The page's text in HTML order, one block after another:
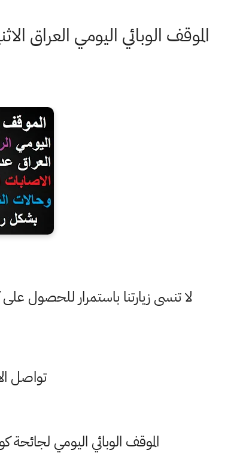
لا تنسى زيارتنا باستمرار للحصول
تواصل
الموقف الوبائي اليومي لجائحة كورونا